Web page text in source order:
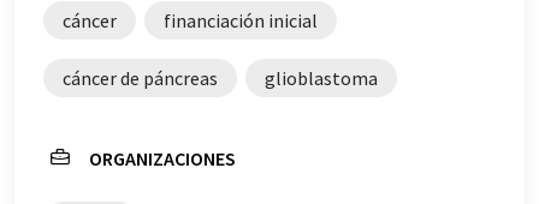
cáncer financiación inicial
cáncer de páncreas glioblastoma
ORGANIZACIONES